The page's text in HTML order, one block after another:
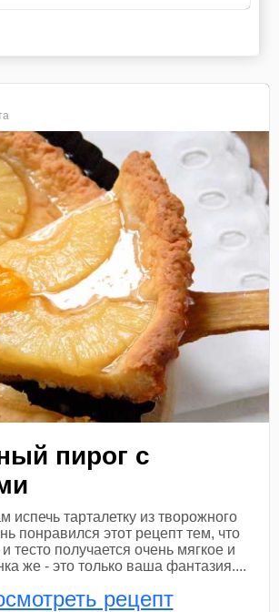
пирог с
испечь тарталетку из творожного
понравился этот рецепт тем, что
и тесто получается очень мягкое и
же - это только ваша фантазия....
рецепт